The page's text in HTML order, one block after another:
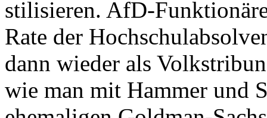
stilisieren. AfD-
Rate der
dann wieder als
wie man mit Hammer und